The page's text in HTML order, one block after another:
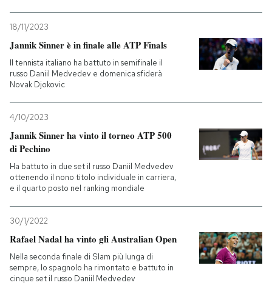
18/11/2023
Jannik Sinner è in finale alle ATP Finals
Il tennista italiano ha battuto in semifinale il
russo Daniil Medvedev e domenica sfiderà
Novak Djokovic
4/10/2023
Jannik Sinner ha vinto il torneo ATP 500
di Pechino
Ha battuto in due set il russo Daniil Medvedev
ottenendo il nono titolo individuale in carriera,
e il quarto posto nel ranking mondiale
30/1/2022
Rafael Nadal ha vinto gli Australian Open
Nella seconda finale di Slam più lunga di
sempre, lo spagnolo ha rimontato e battuto in
cinque set il russo Daniil Medvedev